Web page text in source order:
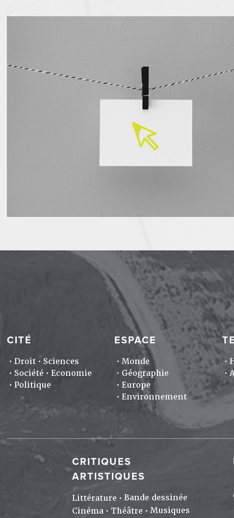
CITÉ
Droit
Sciences
Société
Economie
Politique
ESPACE
Monde
Géographie
Europe
Environnement
CRITIQUES
ARTISTIQUES
Littérature
Bande dessinée
Cinéma
Théâtre Musiques